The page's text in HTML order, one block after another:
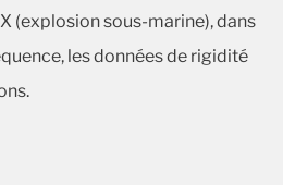
(explosion sous-marine), dans
les données de rigidité